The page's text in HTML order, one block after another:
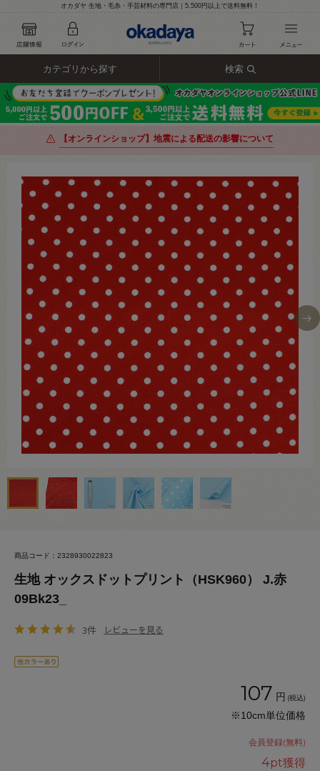
オカダヤ 生地・毛糸・手芸材料の専門店｜5,500円以上で送料無料！
カテゴリから探す 検索
【オンラインショップ】地震による配送の影響について
商品コード：2328930022823
生地 オックスドットプリント（HSK960） J.赤
09Bk23_
3件 レビューを見る
107 円 (税込)
※10cm単位価格
会員登録(無料)
4pt獲得